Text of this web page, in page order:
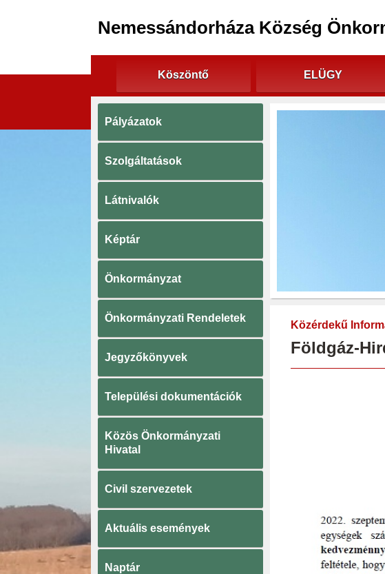
Nemessándorháza Község
Köszöntő ELÜGY
Pályázatok
Szolgáltatások
Látnivalók
Képtár
Önkormányzat
Önkormányzati Rendeletek
Jegyzőkönyvek
Települési dokumentációk
Közös Önkormányzati
Hivatal
Civil szervezetek
Aktuális események
Naptár
Közérdekű
Földgáz-